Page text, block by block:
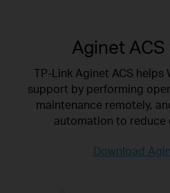
Aginet
TP-Link Aginet ACS helps
support by performing
maintenance remotely,
automation to reduce
Download